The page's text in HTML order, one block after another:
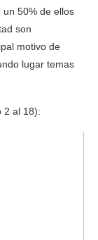
50% de ellos
son
motivo de
lugar temas
2 al 18):